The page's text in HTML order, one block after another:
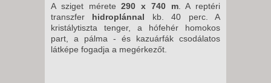
A sziget mérete 290 x 740 m. A reptéri
transzfer hidroplánnal kb. 40 perc. A
kristálytiszta tenger, a hófehér homokos
part, a pálma - és kazuárfák csodálatos
látképe fogadja a megérkezőt.